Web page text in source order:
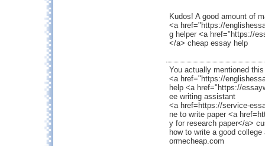
Kudos! A good amount of
<a href="https://
g helper <a href="https://
</a> cheap essay help
You actually mentioned
<a href="https://
help <a href="https://
ee writing assistant
<a href=https://service-
ne to write paper <a
y for research paper</a>
how to write a good
ormecheap.com